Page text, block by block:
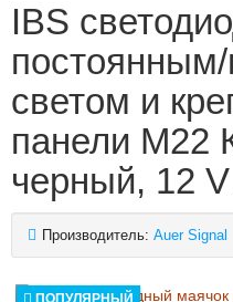
IBS
светом и
панели M22
черный, 12
Производитель: Auer Signal
ПОПУЛЯРНЫЙ